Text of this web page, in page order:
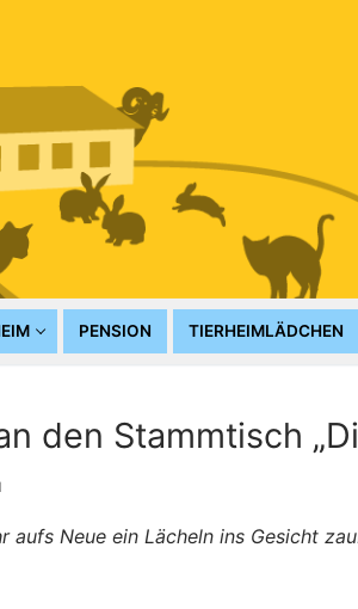
PENSION TIERHEIMLÄDCHEN
den Stammtisch
aufs Neue ein Lächeln ins Gesicht